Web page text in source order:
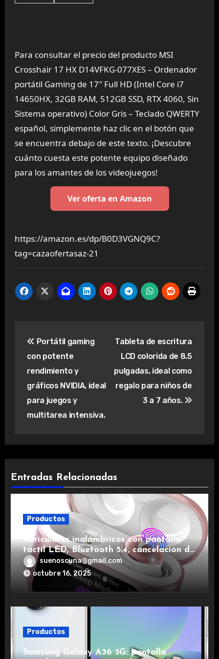
Para consultar el precio del producto MSI
Crosshair 17 HX D14VFKG-077XES – Ordenador
portátil Gaming de 17″ Full HD (Intel Core i7
14650HX, 32GB RAM, 512GB SSD, RTX 4060, Sin
Sistema operativo) Color Gris – Teclado QWERTY
español, simplemente haz clic en el botón que
se encuentra debajo de este texto. ¡Descubre
cuánto cuesta este potente equipo diseñado
para los amantes de los videojuegos!
Ver oferta en Amazon
https://amazon.es/dp/B0D3VGNQ9C?
tag=cazaofertasaz-21
de
entradas
Portátil gaming
con potente
rendimiento y
gráficos NVIDIA, ideal
para juegos y
multitarea intensiva.
Tableta de escritura
LCD colorida de 8.5
pulgadas, ideal como
regalo para niños de
3 a 7 años.
Entradas Relacionadas
Productos
Auriculares inalámbricos con pantalla
táctil LED, Bluetooth 5.4, cancelación de
ruido, impermeables y de larga duración.
suenoscuna@gmail.com
octubre 16, 2025
Productos
Samsung Galaxy A36 5G: pantalla